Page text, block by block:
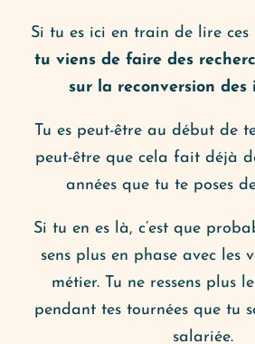
Si tu es ici en train de lire ces
tu viens de faire des
sur la reconversion des
Tu es peut-être au début de
peut-être que cela fait déjà
années que tu te poses
Si tu en es là, c’est que
sens plus en phase avec les
métier. Tu ne ressens plus
pendant tes tournées que tu
salariée.